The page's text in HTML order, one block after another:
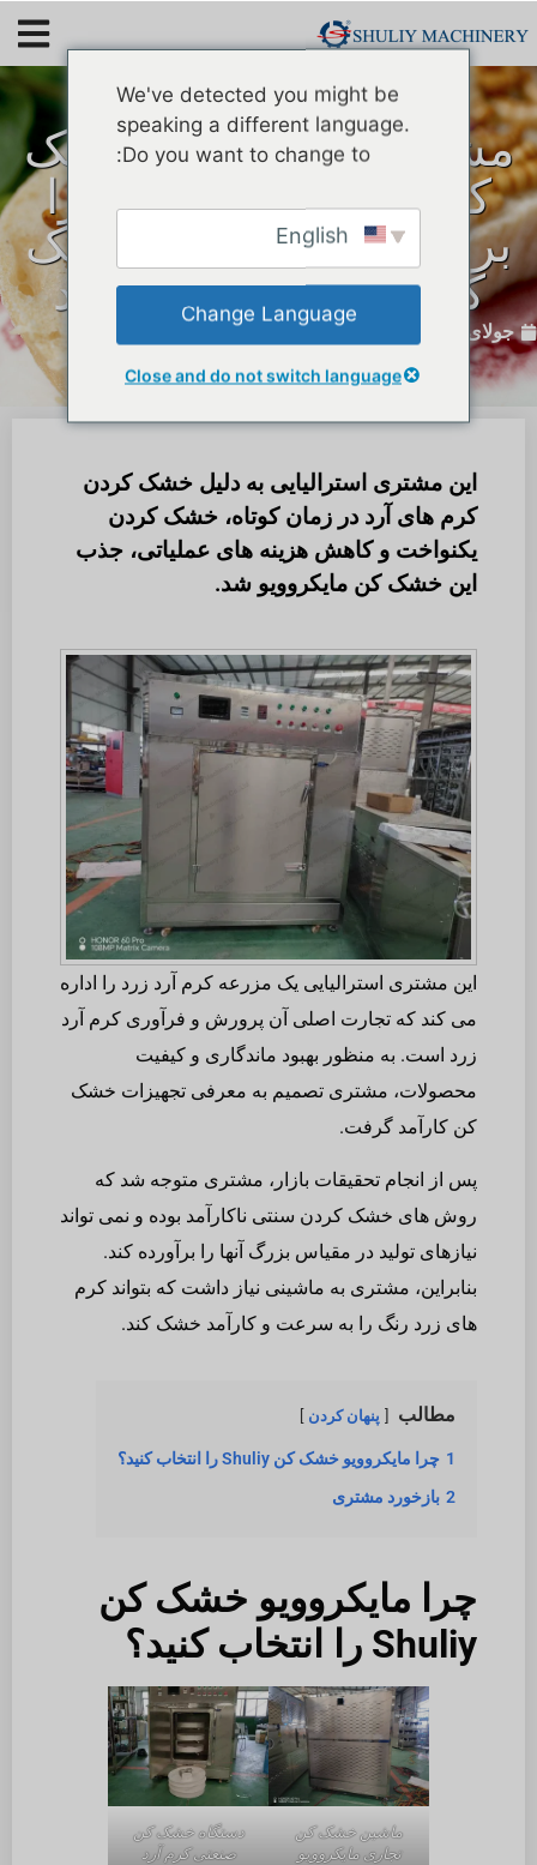
مشتری استرالیایی خشک
کن مایکروویو Shuliy را
برای بهبود راندمان خشک
کردن کرم آرد می خرد
جولای 11, 2024
این مشتری استرالیایی به دلیل خشک کردن
کرم های آرد در زمان کوتاه، خشک کردن
یکنواخت و کاهش هزینه های عملیاتی، جذب
این خشک کن مایکروویو شد.
این مشتری استرالیایی یک مزرعه کرم آرد زرد را اداره
می کند که تجارت اصلی آن پرورش و فرآوری کرم آرد
زرد است. به منظور بهبود ماندگاری و کیفیت
محصولات، مشتری تصمیم به معرفی تجهیزات خشک
کن کارآمد گرفت.
پس از انجام تحقیقات بازار، مشتری متوجه شد که
روش های خشک کردن سنتی ناکارآمد بوده و نمی تواند
نیازهای تولید در مقیاس بزرگ آنها را برآورده کند.
بنابراین، مشتری به ماشینی نیاز داشت که بتواند کرم
های زرد رنگ را به سرعت و کارآمد خشک کند.
مطالب پنهان کردن
1 چرا مایکروویو خشک کن Shuliy را انتخاب کنید؟
2 بازخورد مشتری
چرا مایکروویو خشک کن
Shuliy را انتخاب کنید؟
ماشین خشک کن
تجاری مایکروویو
دستگاه خشک کن
صنعتی کرم آرد
We've detected you might be
speaking a different language.
Do you want to change to:
Change Language
Close and do not switch language